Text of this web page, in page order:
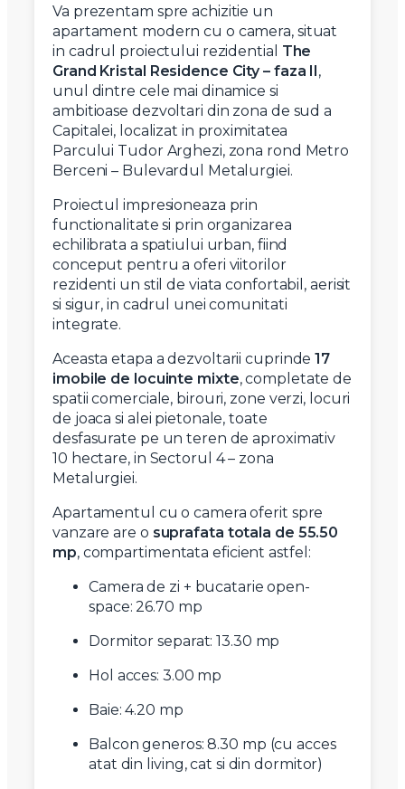
Va prezentam spre achizitie un
apartament modern cu o camera, situat
in cadrul proiectului rezidential The
Grand Kristal Residence City – faza II ,
unul dintre cele mai dinamice si
ambitioase dezvoltari din zona de sud a
Capitalei, localizat in proximitatea
Parcului Tudor Arghezi, zona rond Metro
Berceni – Bulevardul Metalurgiei.
Proiectul impresioneaza prin
functionalitate si prin organizarea
echilibrata a spatiului urban, fiind
conceput pentru a oferi viitorilor
rezidenti un stil de viata confortabil, aerisit
si sigur, in cadrul unei comunitati
integrate.
Aceasta etapa a dezvoltarii cuprinde17
imobile de locuinte mixte, completate de
spatii comerciale, birouri, zone verzi, locuri
de joaca si alei pietonale, toate
desfasurate pe un teren de aproximativ
10 hectare, in Sectorul 4 – zona
Metalurgiei.
Apartamentul cu o camera oferit spre
vanzare are o suprafata totala de 55.50
mp, compartimentata eficient astfel:
Camera de zi + bucatarie open-
space: 26.70 mp
Dormitor separat: 13.30 mp
Hol acces: 3.00 mp
Baie: 4.20 mp
Balcon generos: 8.30 mp (cu acces
atat din living, cat si din dormitor)